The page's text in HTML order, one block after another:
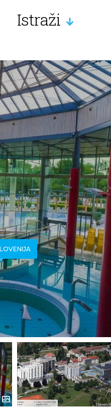
Istraži